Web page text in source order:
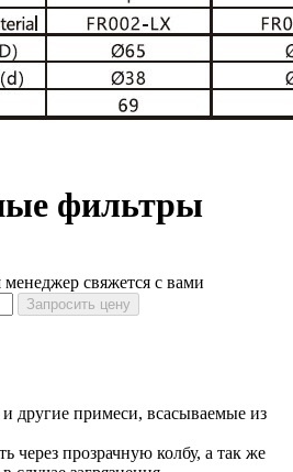
фильтры
свяжется с вами
Запросить цену
другие примеси, всасываемые из
через прозрачную колбу, а так же